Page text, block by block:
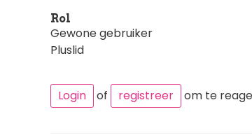
Rol
Gewone gebruiker
Pluslid
Login of registreer om te